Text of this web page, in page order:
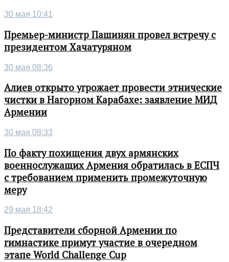
30 мая 10:41
Премьер-министр Пашинян провел встречу с
президентом Хачатуряном
30 мая 08:36
Алиев открыто угрожает провести этнические
чистки в Нагорном Карабахе: заявление МИД
Армении
30 мая 08:33
По факту похищения двух армянских
военнослужащих Армения обратилась в ЕСПЧ
с требованием применить промежуточную
меру
29 мая 18:42
Представители сборной Армении по
гимнастике примут участие в очередном
этапе World Challenge Cup